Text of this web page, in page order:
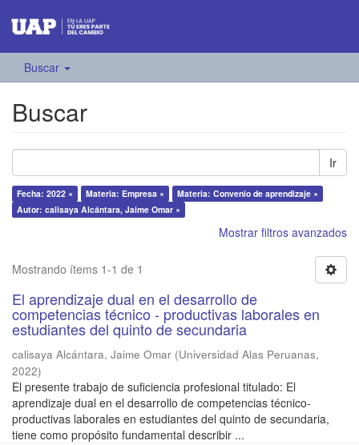
Buscar
Buscar
Ir
Fecha: 2022 × Materia: Empresa ×
Materia: Convenio de aprendizaje ×
Autor: calisaya Alcántara, Jaime Omar ×
Mostrar filtros avanzados
Mostrando ítems 1-1 de 1
El aprendizaje dual en el desarrollo de
competencias técnico - productivas laborales en
estudiantes del quinto de secundaria
calisaya Alcántara, Jaime Omar (Universidad Alas Peruanas,
2022)
El presente trabajo de suficiencia profesional titulado: El
aprendizaje dual en el desarrollo de competencias técnico-
productivas laborales en estudiantes del quinto de secundaria,
tiene como propósito fundamental describir ...